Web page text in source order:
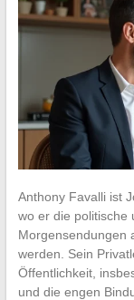
Anthony Favalli ist
wo er die politische
Morgensendungen
werden. Sein
Öffentlichkeit,
und die engen